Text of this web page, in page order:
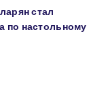
стал
по настольному